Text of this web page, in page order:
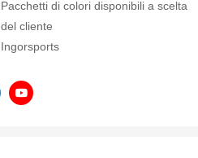
Pacchetti di colori disponibili a scelta
del cliente
Ingorsports